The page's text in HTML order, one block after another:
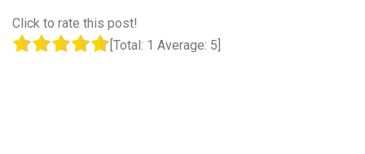
Click to rate this post!
[Total: 1 Average: 5